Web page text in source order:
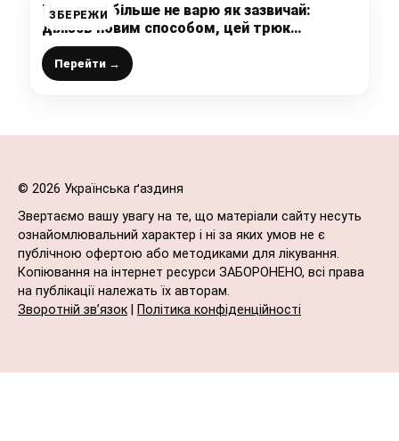
ЗБЕРЕЖИ
Пельмені більше не варю як зазвичай:
ділюсь новим способом, цей трюк
підкорив мільйони господинь
Перейти →
© 2026 Українська ґаздиня
Звертаємо вашу увагу на те, що матеріали сайту несуть
ознайомлювальний характер і ні за яких умов не є
публічною офертою або методиками для лікування.
Копіювання на інтернет ресурси ЗАБОРОНЕНО, всі права
на публікації належать їх авторам.
Зворотній зв’язок
Політика конфіденційності